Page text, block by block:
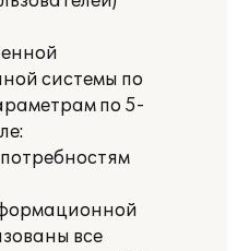
системы по
по 5-
все